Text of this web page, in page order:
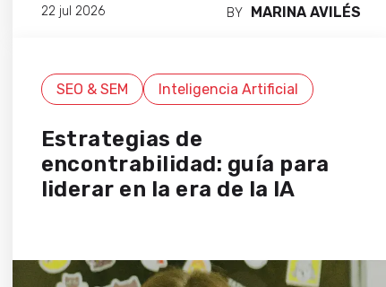
22 jul 2026 BY MARINA AVILÉS
SEO & SEM Inteligencia Artificial
Estrategias de
encontrabilidad: guía para
liderar en la era de la IA